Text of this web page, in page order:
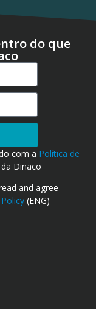
do que
com a Política de
Dinaco
and agree
(ENG)